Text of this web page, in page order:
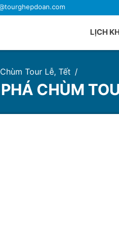
LỊCH
Du
Du
Chùm Tour Lễ, Tết
CHÙM